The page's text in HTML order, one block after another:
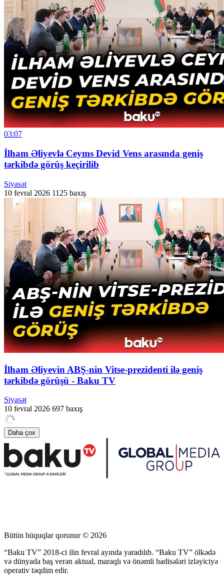
03:07
İlham Əliyevlə Ceyms Devid Vens arasında geniş
tərkibdə görüş keçirilib
Siyasət
10 fevral 2026 1125 baxış
İlham Əliyevin ABŞ-nin Vitse-prezidenti ilə geniş
tərkibdə görüşü - Baku TV
Siyasət
10 fevral 2026 697 baxış
Daha çox
Bütün hüquqlar qorunur © 2026
“Baku TV” 2018-ci ilin fevral ayında yaradılıb. “Baku TV” ölkədə
və dünyada baş verən aktual, maraqlı və önəmli hadisələri izləyiciyə
operativ təqdim edir.